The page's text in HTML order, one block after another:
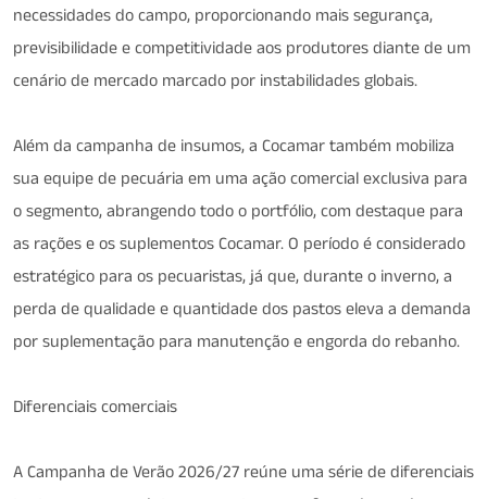
necessidades do campo, proporcionando mais segurança,
previsibilidade e competitividade aos produtores diante de um
cenário de mercado marcado por instabilidades globais.
Além da campanha de insumos, a Cocamar também mobiliza
sua equipe de pecuária em uma ação comercial exclusiva para
o segmento, abrangendo todo o portfólio, com destaque para
as rações e os suplementos Cocamar. O período é considerado
estratégico para os pecuaristas, já que, durante o inverno, a
perda de qualidade e quantidade dos pastos eleva a demanda
por suplementação para manutenção e engorda do rebanho.
Diferenciais comerciais
A Campanha de Verão 2026/27 reúne uma série de diferenciais